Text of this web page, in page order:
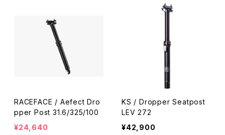
RACEFACE / Aefect Dro
pper Post 31.6/325/100
¥24,640
KS / Dropper Seatpost
LEV 272
¥42,900